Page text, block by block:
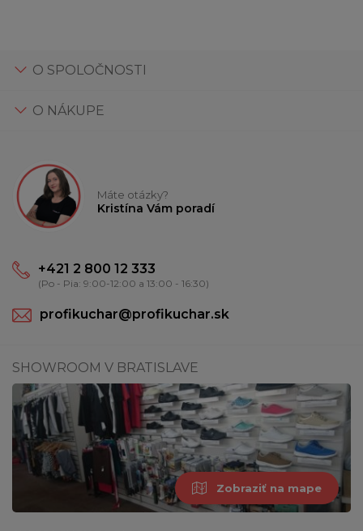
O SPOLOČNOSTI
O NÁKUPE
Máte otázky?
Kristína Vám poradí
+421 2 800 12 333
(Po - Pia: 9:00-12:00 a 13:00 - 16:30)
profikuchar@profikuchar.sk
SHOWROOM V BRATISLAVE
Zobraziť na mape